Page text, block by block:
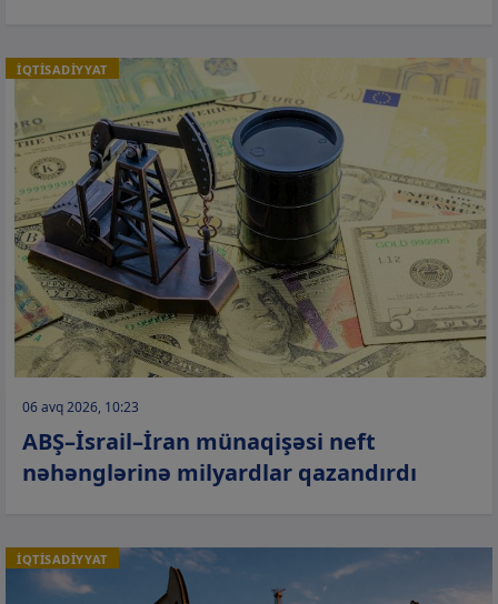
İQTİSADİYYAT
06 avq 2026, 10:23
ABŞ–İsrail–İran münaqişəsi neft
nəhənglərinə milyardlar qazandırdı
İQTİSADİYYAT